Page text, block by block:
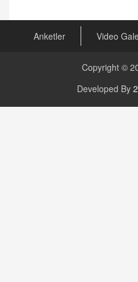
Arabulucuya
23.09.2023 16:30
Değişen
Anketler Video
Copyright ©
Developed By